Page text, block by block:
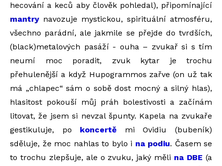
hecování a keců aby člověk pohledal), připomínající
mantry navozuje mystickou, spirituální atmosféru,
všechno parádní, ale jakmile se přejde do tvrdších,
(black)metalových pasáží - ouha – zvukař si s tím
neumí moc poradit, zvuk kytar je trochu
přehulenější a když Hupogrammos zařve (on už tak
má „chlapec“ sám o sobě dost mocný a silný hlas),
hlasitost pokouší můj práh bolestivosti a začínám
litovat, že jsem si nevzal špunty. Kapela na zvukaře
gestikuluje, po koncertě mi Ovidiu (bubeník)
sděluje, že moc nahlas to bylo i na podiu. Časem se
to trochu zlepšuje, ale o zvuku, jaký měli na DBE (a